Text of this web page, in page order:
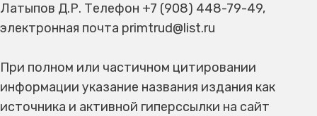
Латыпов Д.Р. Телефон +7 (908) 448-79-49,
электронная почта primtrud@list.ru
При полном или частичном цитировании
информации указание названия издания как
источника и активной гиперссылки на сайт